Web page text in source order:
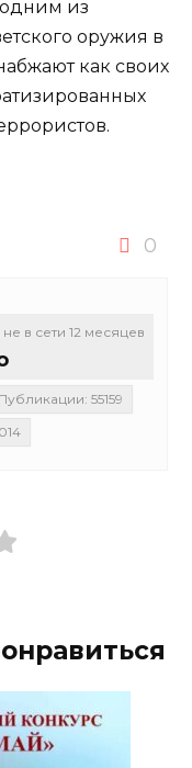
из
оружия в
как своих
0
не в сети 12 месяцев
Публикации: 55159